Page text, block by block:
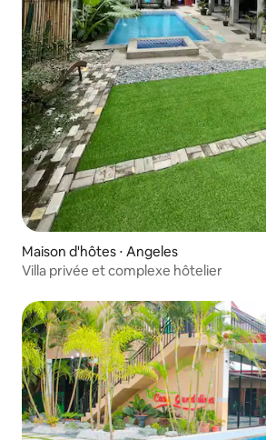
Maison d'hôtes ⋅ Angeles
Villa privée et complexe hôtelier